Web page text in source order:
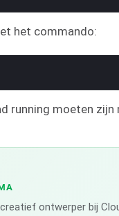
het commando:
running moeten
creatief ontwerper bij